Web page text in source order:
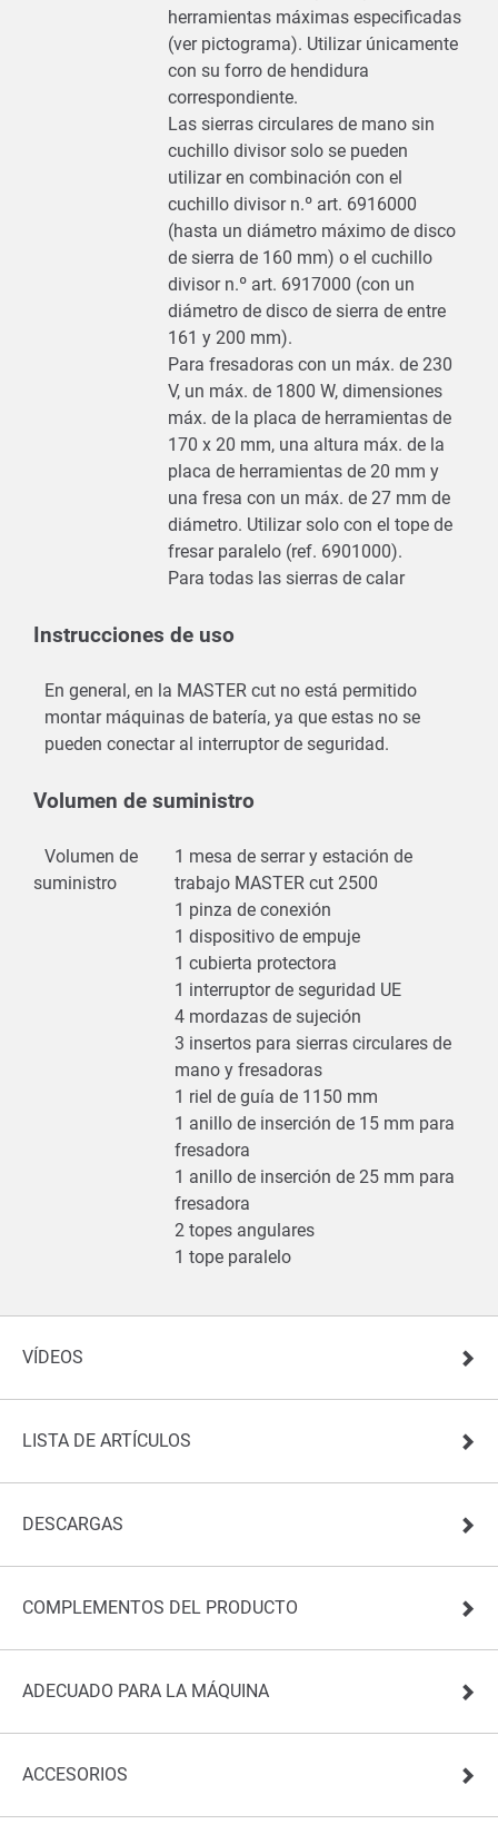
herramientas máximas especificadas
(ver pictograma). Utilizar únicamente
con su forro de hendidura
correspondiente.
Las sierras circulares de mano sin
cuchillo divisor solo se pueden
utilizar en combinación con el
cuchillo divisor n.º art. 6916000
(hasta un diámetro máximo de disco
de sierra de 160 mm) o el cuchillo
divisor n.º art. 6917000 (con un
diámetro de disco de sierra de entre
161 y 200 mm).
Para fresadoras con un máx. de 230
V, un máx. de 1800 W, dimensiones
máx. de la placa de herramientas de
170 x 20 mm, una altura máx. de la
placa de herramientas de 20 mm y
una fresa con un máx. de 27 mm de
diámetro. Utilizar solo con el tope de
fresar paralelo (ref. 6901000).
Para todas las sierras de calar
Instrucciones de uso
En general, en la MASTER cut no está permitido
montar máquinas de batería, ya que estas no se
pueden conectar al interruptor de seguridad.
Volumen de suministro
Volumen de
suministro
1 mesa de serrar y estación de
trabajo MASTER cut 2500
1 pinza de conexión
1 dispositivo de empuje
1 cubierta protectora
1 interruptor de seguridad UE
4 mordazas de sujeción
3 insertos para sierras circulares de
mano y fresadoras
1 riel de guía de 1150 mm
1 anillo de inserción de 15 mm para
fresadora
1 anillo de inserción de 25 mm para
fresadora
2 topes angulares
1 tope paralelo
VÍDEOS
LISTA DE ARTÍCULOS
DESCARGAS
COMPLEMENTOS DEL PRODUCTO
ADECUADO PARA LA MÁQUINA
ACCESORIOS